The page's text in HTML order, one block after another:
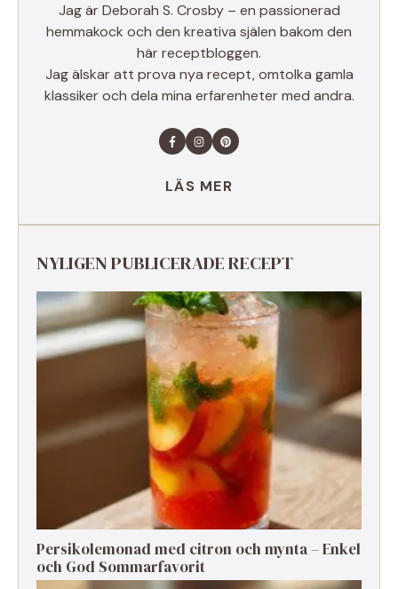
Jag är Deborah S. Crosby – en passionerad
hemmakock och den kreativa själen bakom den
här receptbloggen.
Jag älskar att prova nya recept, omtolka gamla
klassiker och dela mina erfarenheter med andra.
LÄS MER
NYLIGEN PUBLICERADE RECEPT
Persikolemonad med citron och mynta – Enkel
och God Sommarfavorit